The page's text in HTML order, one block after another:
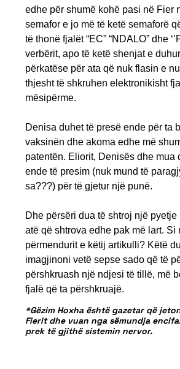
edhe për shumë kohë pasi në Fier
semafor e jo më të ketë semaforë
të thonë fjalët “EC” “NDALO” dhe
verbërit, apo të ketë shenjat e
përkatëse për ata që nuk flasin e
thjesht të shkruhen elektronikisht
mësipërme.
Denisa duhet të presë ende për ta
vaksinën dhe akoma edhe më
patentën. Eliorit, Denisës dhe mua
ende të presim (nuk mund të
sa???) për të gjetur një punë.
Dhe përsëri dua të shtroj një pyetje
atë që shtrova edhe pak më lart. Si
përmendurit e këtij artikulli? Këtë
imagjinoni vetë sepse sado që të
përshkruash një ndjesi të tillë, më
fjalë që ta përshkruajë.
*Gëzim Hoxha është gazetar që
Fierit dhe vuan nga sëmundja
prek të gjithë sistemin nervor.